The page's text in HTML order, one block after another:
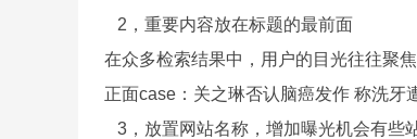
2，重要内容放在标题的最前面
在众多检索结果中，用户的目光往往聚
正面case：关之琳否认脑癌发作 称洗牙
3，放置网站名称，增加曝光机会有些